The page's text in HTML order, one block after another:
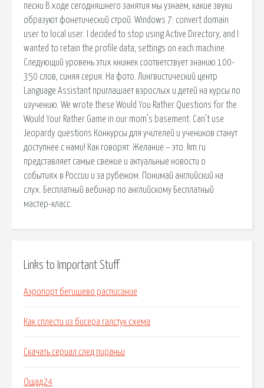
песни В ходе сегодняшнего занятия мы узнаем, какие звуки
образуют фонетический строй. Windows 7: convert domain
user to local user. I decided to stop using Active Directory, and I
wanted to retain the profile data, settings on each machine.
Следующий уровень этих книжек соответствует знанию 100-
350 слов, синяя серия. На фото. Лингвистический центр
Language Assistant приглашает взрослых и детей на курсы по
изучению. We wrote these Would You Rather Questions for the
Would Your Rather Game in our mom’s basement. Can’t use
Jeopardy questions Конкурсы для учителей и учеников станут
доступнее с нами! Как говорят: Желание – это. km.ru
представляет самые свежие и актуальные новости о
событиях в России и за рубежом. Понимай английский на
слух. Бесплатный вебинар по английскому Бесплатный
мастер-класс.
Links to Important Stuff
Аэропорт бегишево расписание
Как сплести из бисера галстук схема
Скачать сериал след пираньи
Ощад24